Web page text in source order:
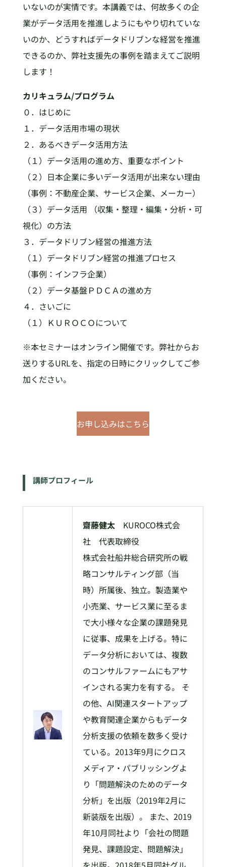
いないのが実情です。本講義では、何故多くの企
業がデータ活用を推進しようにもやり切れていな
いのか、どうすればデータドリブンな経営を推進
できるのか、弊社支援先の事例を踏まえてご説明
します！
カリキュラム/プログラム
０．はじめに
１．データ活用市場の現状
２．あるべきデータ活用方法
（１）データ活用の進め方、重要なポイント
（２）日本企業に多いデータ活用が出来ない理由
（事例：不動産企業、サービス企業、メーカー）
（３）データ活用 （収集・整理・編集・分析・可
視化）の方法
３．データドリブン経営の推進方法
（１）データドリブン経営の推進プロセス
（事例：インフラ企業）
（２）データ基盤ＰＤＣＡの進め方
４．さいごに
（１）ＫＵＲＯＣＯについて
※本セミナーはオンライン開催です。弊社からお
送りするURLを、指定の日時にクリックしてご参
加ください。
お申し込みはこちら
講師プロフィール
齋藤健太KUROCO株式会
社 代表取締役
株式会社船井総合研究所の戦
略コンサルティング部（当
時）所属後、独立。製造業や
小売業、サービス業に至るま
で大小様々な企業の課題発見
に従事、成果を上げる。特に
データ分析においては、複数
のコンサルファームにもアサ
インされる実力を有する。 そ
の他、AI関連スタートアップ
や教育関連企業からもデータ
分析支援の依頼を数多く受け
ている。2013年9月にクロス
メディア・パブリッシングよ
り「問題解決のためのデータ
分析」を出版（2019年2月に
新装版を出版）。 また、2019
年10月同社より「会社の問題
発見、課題設定、問題解決」